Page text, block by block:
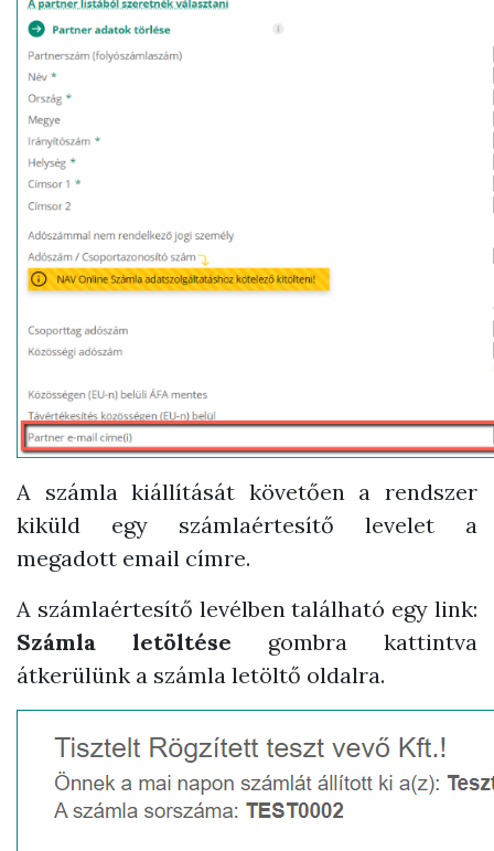
A számla kiállítását követően a rendszer
kiküld egy számlaértesítő levelet a
megadott email címre.
A számlaértesítő levélben található egy link:
Számla letöltése gombra kattintva
átkerülünk a számla letöltő oldalra.